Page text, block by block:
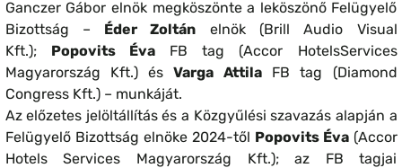
Ganczer Gábor elnök megköszönte a leköszönő Felügyelő
Bizottság – Éder Zoltán elnök (Brill Audio Visual
Kft.); Popovits ÉvaFB tag (Accor HotelsServices
Magyarország Kft.) ésVarga AttilaFB tag (Diamond
Congress Kft.) – munkáját.
Az előzetes jelöltállítás és a Közgyűlési szavazás alapján a
Felügyelő Bizottság elnöke 2024-től Popovits Éva(Accor
Hotels Services Magyarország Kft.); az FB tagjai